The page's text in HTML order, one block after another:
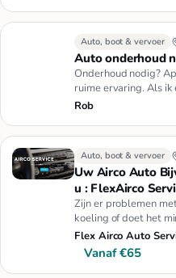
Auto, boot & vervoer
Auto onderhoud
Onderhoud nodig?
ruime ervaring. Als ik
een app of sms
Rob
Auto, boot & vervoer
Uw Airco Auto
u : FlexAirco
Zijn er problemen
koeling of doet het
geur of koelt slech…
Flex Airco Auto
Vanaf €65